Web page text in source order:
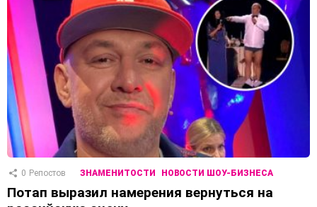
0 Репостов ЗНАМЕНИТОСТИ НОВОСТИ ШОУ-БИЗНЕСА
Потап выразил намерения вернуться на